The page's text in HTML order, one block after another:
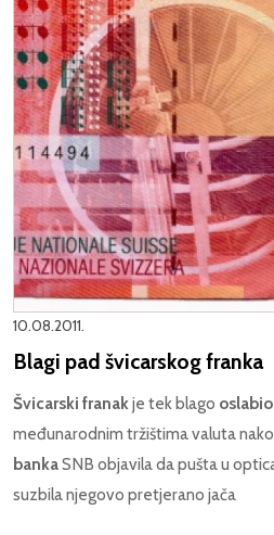
10.08.2011.
Blagi pad švicarskog franka
Švicarski franakje tek blago
međunarodnim tržištima valuta
bankaSNB objavila da pušta u
suzbila njegovo pretjerano jača